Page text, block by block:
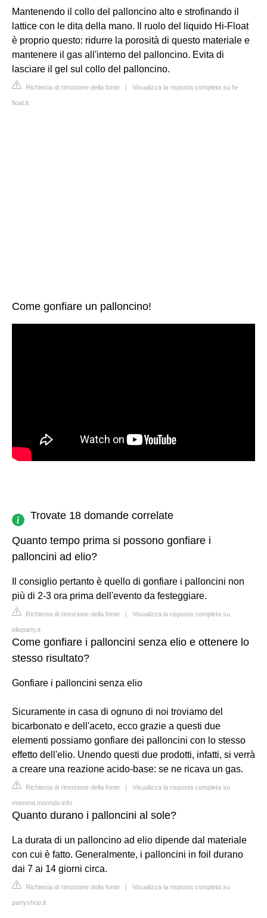
Mantenendo il collo del palloncino alto e strofinando il
lattice con le dita della mano. Il ruolo del liquido Hi-Float
è proprio questo: ridurre la porosità di questo materiale e
mantenere il gas all'interno del palloncino. Evita di
lasciare il gel sul collo del palloncino.
Richiesta di rimozione della fonte | Visualizza la risposta completa su hi-
float.it
Come gonfiare un palloncino!
Trovate 18 domande correlate
Quanto tempo prima si possono gonfiare i
palloncini ad elio?
Il consiglio pertanto è quello di gonfiare i palloncini non
più di 2-3 ora prima dell'evento da festeggiare.
Richiesta di rimozione della fonte | Visualizza la risposta completa su
elioparty.it
Come gonfiare i palloncini senza elio e ottenere lo
stesso risultato?
Gonfiare i palloncini senza elio
Sicuramente in casa di ognuno di noi troviamo del
bicarbonato e dell'aceto, ecco grazie a questi due
elementi possiamo gonfiare dei palloncini con lo stesso
effetto dell'elio. Unendo questi due prodotti, infatti, si verrà
a creare una reazione acido-base: se ne ricava un gas.
Richiesta di rimozione della fonte | Visualizza la risposta completa su
mamma.moondo.info
Quanto durano i palloncini al sole?
La durata di un palloncino ad elio dipende dal materiale
con cui è fatto. Generalmente, i palloncini in foil durano
dai 7 ai 14 giorni circa.
Richiesta di rimozione della fonte | Visualizza la risposta completa su
partyshop.it